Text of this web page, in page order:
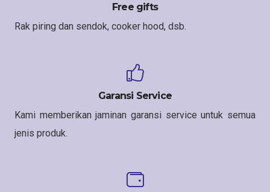
Free gifts
Rak piring dan sendok, cooker hood, dsb.
Garansi Service
Kami memberikan jaminan garansi service untuk semua
jenis produk.